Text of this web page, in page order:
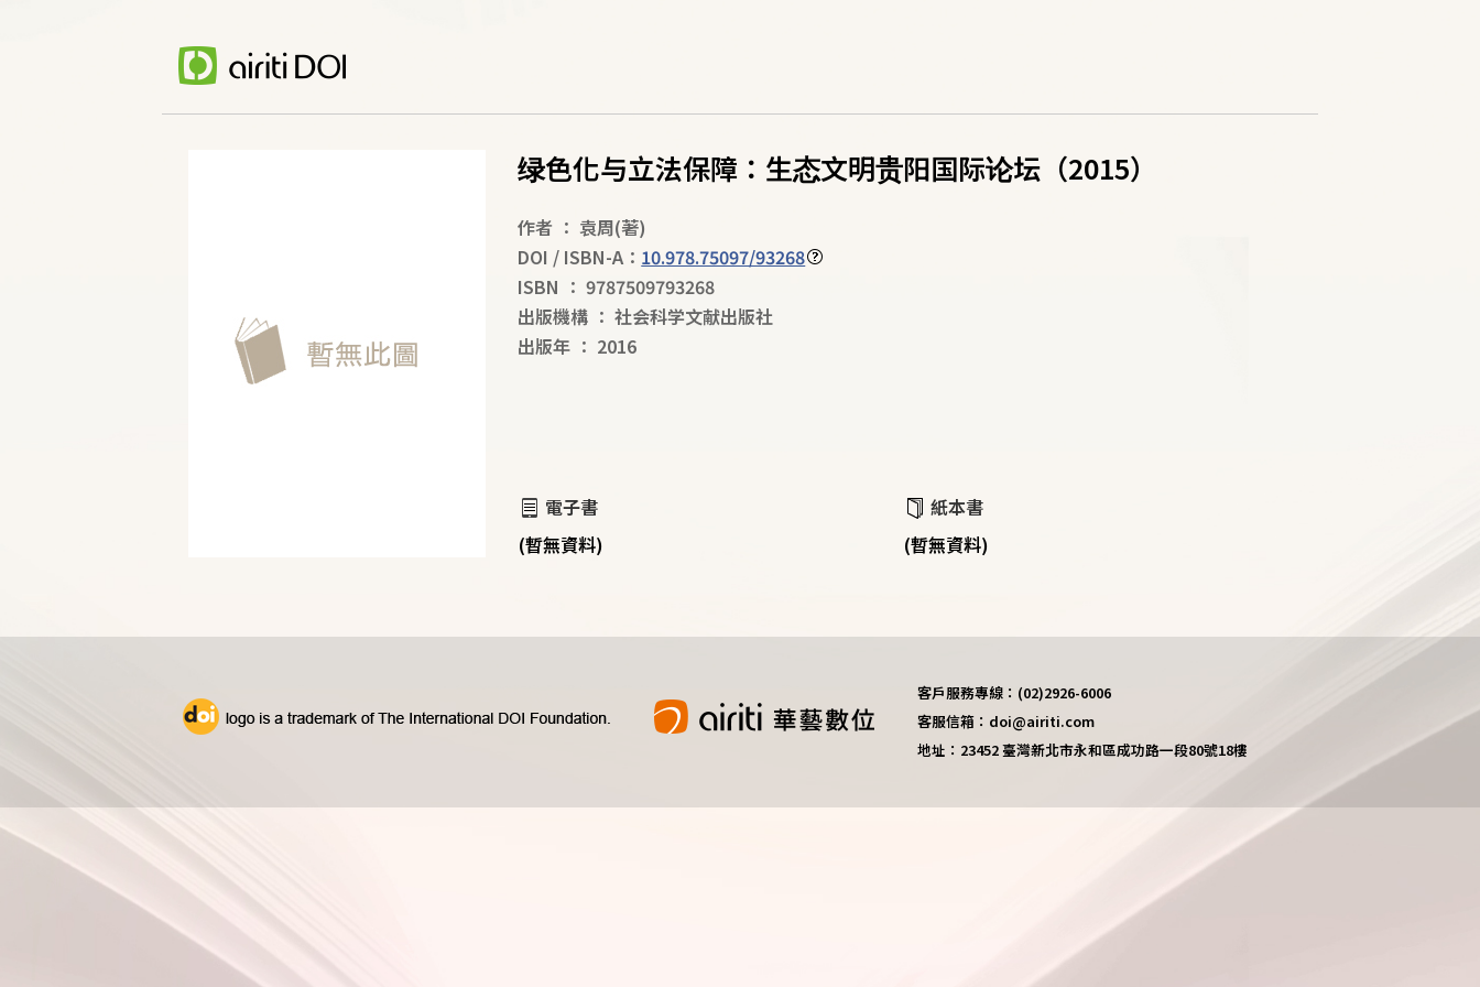
绿色化与立法保障：生态文明贵阳国际论坛（2015）
作者 ： 袁周(著)
DOI / ISBN-A： 10.978.75097/93268
ISBN ： 9787509793268
出版機構 ： 社会科学文献出版社
出版年 ： 2016
電子書
(暫無資料)
紙本書
(暫無資料)
客戶服務專線：(02)2926-6006
客服信箱：doi@airiti.com
地址：23452 臺灣新北市永和區成功路一段80號18樓